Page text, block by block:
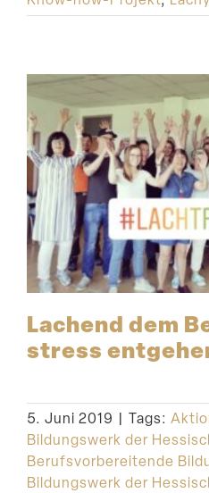
Lachend dem
stress
5. Juni 2019 | Tags:
Bildungswerk der
Berufsvorbereitende
Bildungswerk der